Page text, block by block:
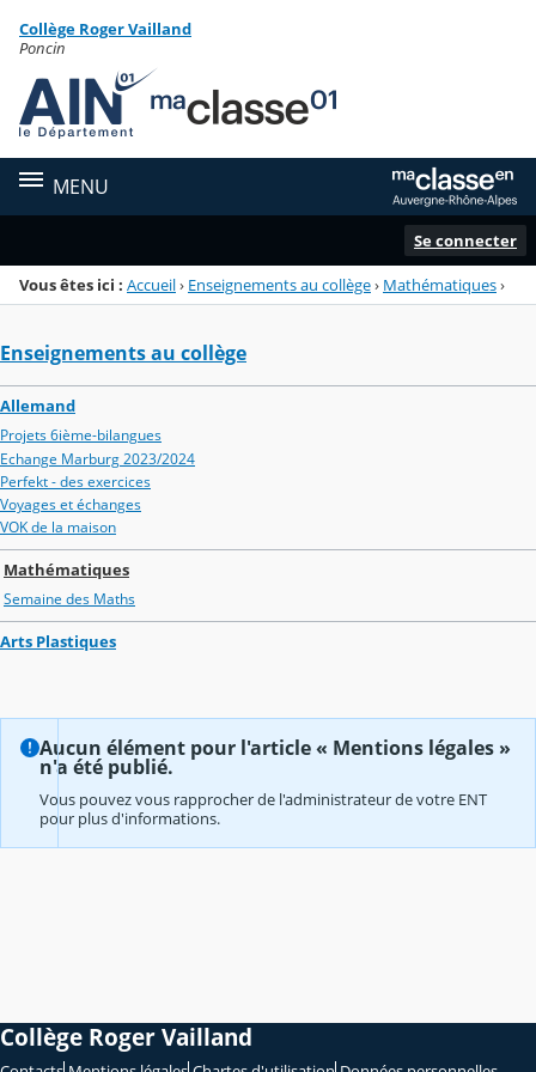
Menu de la rubrique
Contenu
Collège Roger Vailland
Poncin
MENU
Se connecter
Vous êtes ici : Accueil› Enseignements au collège› Mathématiques›
Enseignements au collège
Allemand
Projets 6ième-bilangues
Echange Marburg 2023/2024
Perfekt - des exercices
Voyages et échanges
VOK de la maison
Mathématiques
Semaine des Maths
Arts Plastiques
Aucun élément pour l'article « Mentions légales »
n'a été publié.
Vous pouvez vous rapprocher de l'administrateur de votre ENT
pour plus d'informations.
Collège Roger Vailland